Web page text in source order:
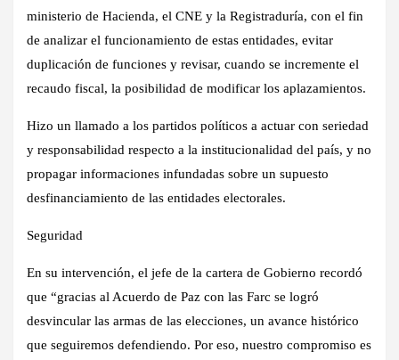
ministerio de Hacienda, el CNE y la Registraduría, con el fin
de analizar el funcionamiento de estas entidades, evitar
duplicación de funciones y revisar, cuando se incremente el
recaudo fiscal, la posibilidad de modificar los aplazamientos.
Hizo un llamado a los partidos políticos a actuar con seriedad
y responsabilidad respecto a la institucionalidad del país, y no
propagar informaciones infundadas sobre un supuesto
desfinanciamiento de las entidades electorales.
Seguridad
En su intervención, el jefe de la cartera de Gobierno recordó
que “gracias al Acuerdo de Paz con las Farc se logró
desvincular las armas de las elecciones, un avance histórico
que seguiremos defendiendo. Por eso, nuestro compromiso es